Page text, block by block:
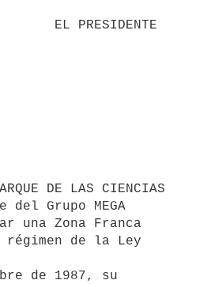
Grupo MEGA
una Zona Franca
de la Ley
de 1987, su